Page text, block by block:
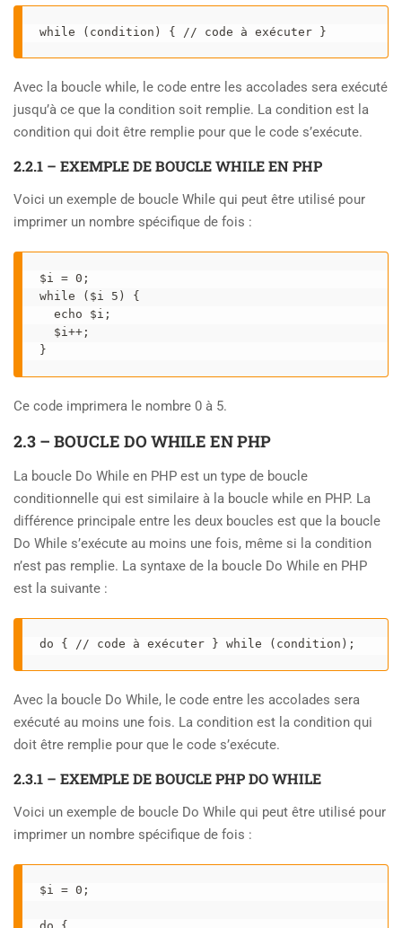
while (condition) { // code à exécuter }
Avec la boucle while, le code entre les accolades sera exécuté
jusqu’à ce que la condition soit remplie. La condition est la
condition qui doit être remplie pour que le code s’exécute.
2.2.1 – EXEMPLE DE BOUCLE WHILE EN PHP
Voici un exemple de boucle While qui peut être utilisé pour
imprimer un nombre spécifique de fois :
$i = 0;
while ($i 5) {
}
Ce code imprimera le nombre 0 à 5.
2.3 – BOUCLE DO WHILE EN PHP
La boucle Do While en PHP est un type de boucle
conditionnelle qui est similaire à la boucle while en PHP. La
différence principale entre les deux boucles est que la boucle
Do While s’exécute au moins une fois, même si la condition
n’est pas remplie. La syntaxe de la boucle Do While en PHP
est la suivante :
do { // code à exécuter } while (condition);
Avec la boucle Do While, le code entre les accolades sera
exécuté au moins une fois. La condition est la condition qui
doit être remplie pour que le code s’exécute.
2.3.1 – EXEMPLE DE BOUCLE PHP DO WHILE
Voici un exemple de boucle Do While qui peut être utilisé pour
imprimer un nombre spécifique de fois :
$i = 0;